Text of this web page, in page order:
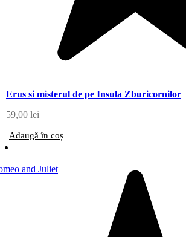
Erus si misterul de pe Insula Zburicornilor
59,00 lei
Adaugă în coș